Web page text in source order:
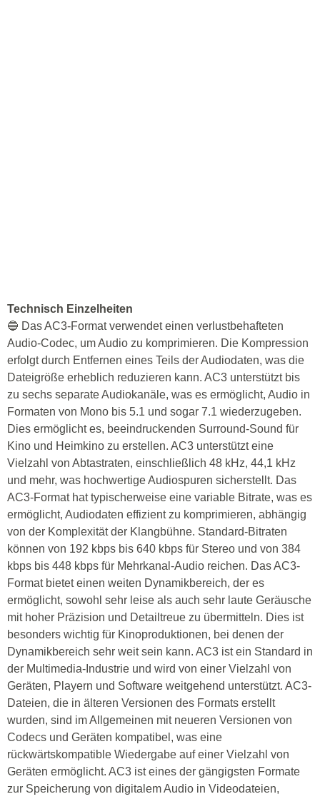
Technisch Einzelheiten
🔵 Das AC3-Format verwendet einen verlustbehafteten
Audio-Codec, um Audio zu komprimieren. Die Kompression
erfolgt durch Entfernen eines Teils der Audiodaten, was die
Dateigröße erheblich reduzieren kann. AC3 unterstützt bis
zu sechs separate Audiokanäle, was es ermöglicht, Audio in
Formaten von Mono bis 5.1 und sogar 7.1 wiederzugeben.
Dies ermöglicht es, beeindruckenden Surround-Sound für
Kino und Heimkino zu erstellen. AC3 unterstützt eine
Vielzahl von Abtastraten, einschließlich 48 kHz, 44,1 kHz
und mehr, was hochwertige Audiospuren sicherstellt. Das
AC3-Format hat typischerweise eine variable Bitrate, was es
ermöglicht, Audiodaten effizient zu komprimieren, abhängig
von der Komplexität der Klangbühne. Standard-Bitraten
können von 192 kbps bis 640 kbps für Stereo und von 384
kbps bis 448 kbps für Mehrkanal-Audio reichen. Das AC3-
Format bietet einen weiten Dynamikbereich, der es
ermöglicht, sowohl sehr leise als auch sehr laute Geräusche
mit hoher Präzision und Detailtreue zu übermitteln. Dies ist
besonders wichtig für Kinoproduktionen, bei denen der
Dynamikbereich sehr weit sein kann. AC3 ist ein Standard in
der Multimedia-Industrie und wird von einer Vielzahl von
Geräten, Playern und Software weitgehend unterstützt. AC3-
Dateien, die in älteren Versionen des Formats erstellt
wurden, sind im Allgemeinen mit neueren Versionen von
Codecs und Geräten kompatibel, was eine
rückwärtskompatible Wiedergabe auf einer Vielzahl von
Geräten ermöglicht. AC3 ist eines der gängigsten Formate
zur Speicherung von digitalem Audio in Videodateien,